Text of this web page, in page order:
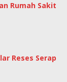
Rumah Sakit
Reses Serap